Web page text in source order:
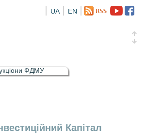
EN
UA
іменна (ISIN UA5000016726)
іменна (ISIN UA5000016726)
ФДМУ
Капітал